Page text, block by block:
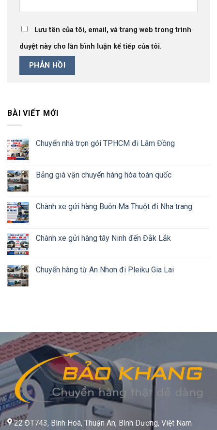
Lưu tên của tôi, email, và trang web trong trình
duyệt này cho lần bình luận kế tiếp của tôi.
BÀI VIẾT MỚI
Chuyển nhà trọn gói TPHCM đi Lâm Đồng
Bảng giá vận chuyển hàng hóa toàn quốc
Chành xe gửi hàng Buôn Ma Thuột đi Nha trang
Chành xe gửi hàng tây Ninh đến Đắk Lắk
Chuyển hàng từ An Nhơn đi Pleiku Gia Lai
22 ĐT743, Bình Hoà, Thuận An, Bình Dương, Việt Nam